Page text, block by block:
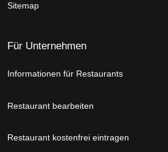
Sitemap
Für Unternehmen
Informationen für Restaurants
Restaurant bearbeiten
Restaurant kostenfrei eintragen